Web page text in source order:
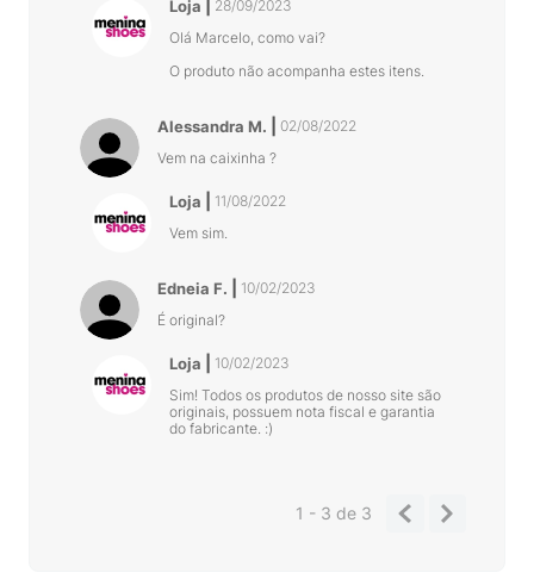
Loja
28/09/2023
Olá Marcelo, como vai?
O produto não acompanha estes itens.
Alessandra M.
02/08/2022
Vem na caixinha ?
Loja
11/08/2022
Vem sim.
Edneia F.
10/02/2023
É original?
Loja
10/02/2023
Sim! Todos os produtos de nosso site são
originais, possuem nota fiscal e garantia
do fabricante. :)
1 - 3de 3